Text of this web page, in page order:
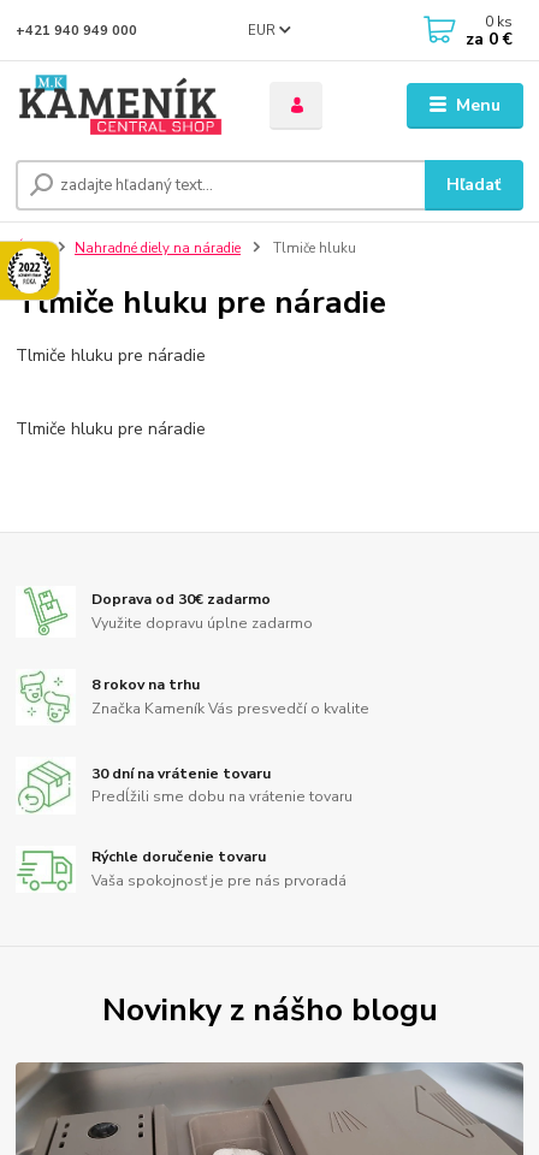
Menu
EUR
Hľadať
+421 940 949 000 0 ks
za 0 €
Úvod Nahradné diely na náradie Tlmiče hluku
Tlmiče hluku pre náradie
Tlmiče hluku pre náradie
Tlmiče hluku pre náradie
Doprava od 30€ zadarmo
Využite dopravu úplne zadarmo
8 rokov na trhu
Značka Kameník Vás presvedčí o kvalite
30 dní na vrátenie tovaru
Predĺžili sme dobu na vrátenie tovaru
Rýchle doručenie tovaru
Vaša spokojnosť je pre nás prvoradá
Novinky z nášho blogu